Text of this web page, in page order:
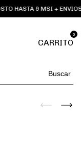
HASTA 9 MSI + ENVIOS
CARRITO
0
Buscar